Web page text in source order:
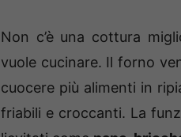
Non c’è una cottura
vuole cucinare. Il forno
cuocere più alimenti in
friabili e croccanti. La